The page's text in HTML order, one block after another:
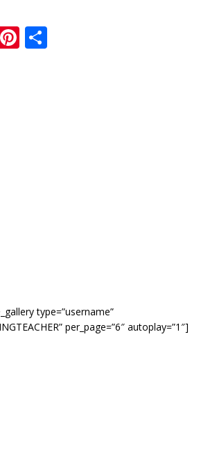
Pi
type=”username”
per_page=”6″ autoplay=”1″]